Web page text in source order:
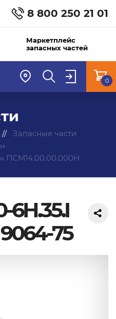
8 800 250 21 01
Маркетплейс
запасных частей
0
Запасные части
ПСМ14.00.00.000Н
6Н.35.I
75